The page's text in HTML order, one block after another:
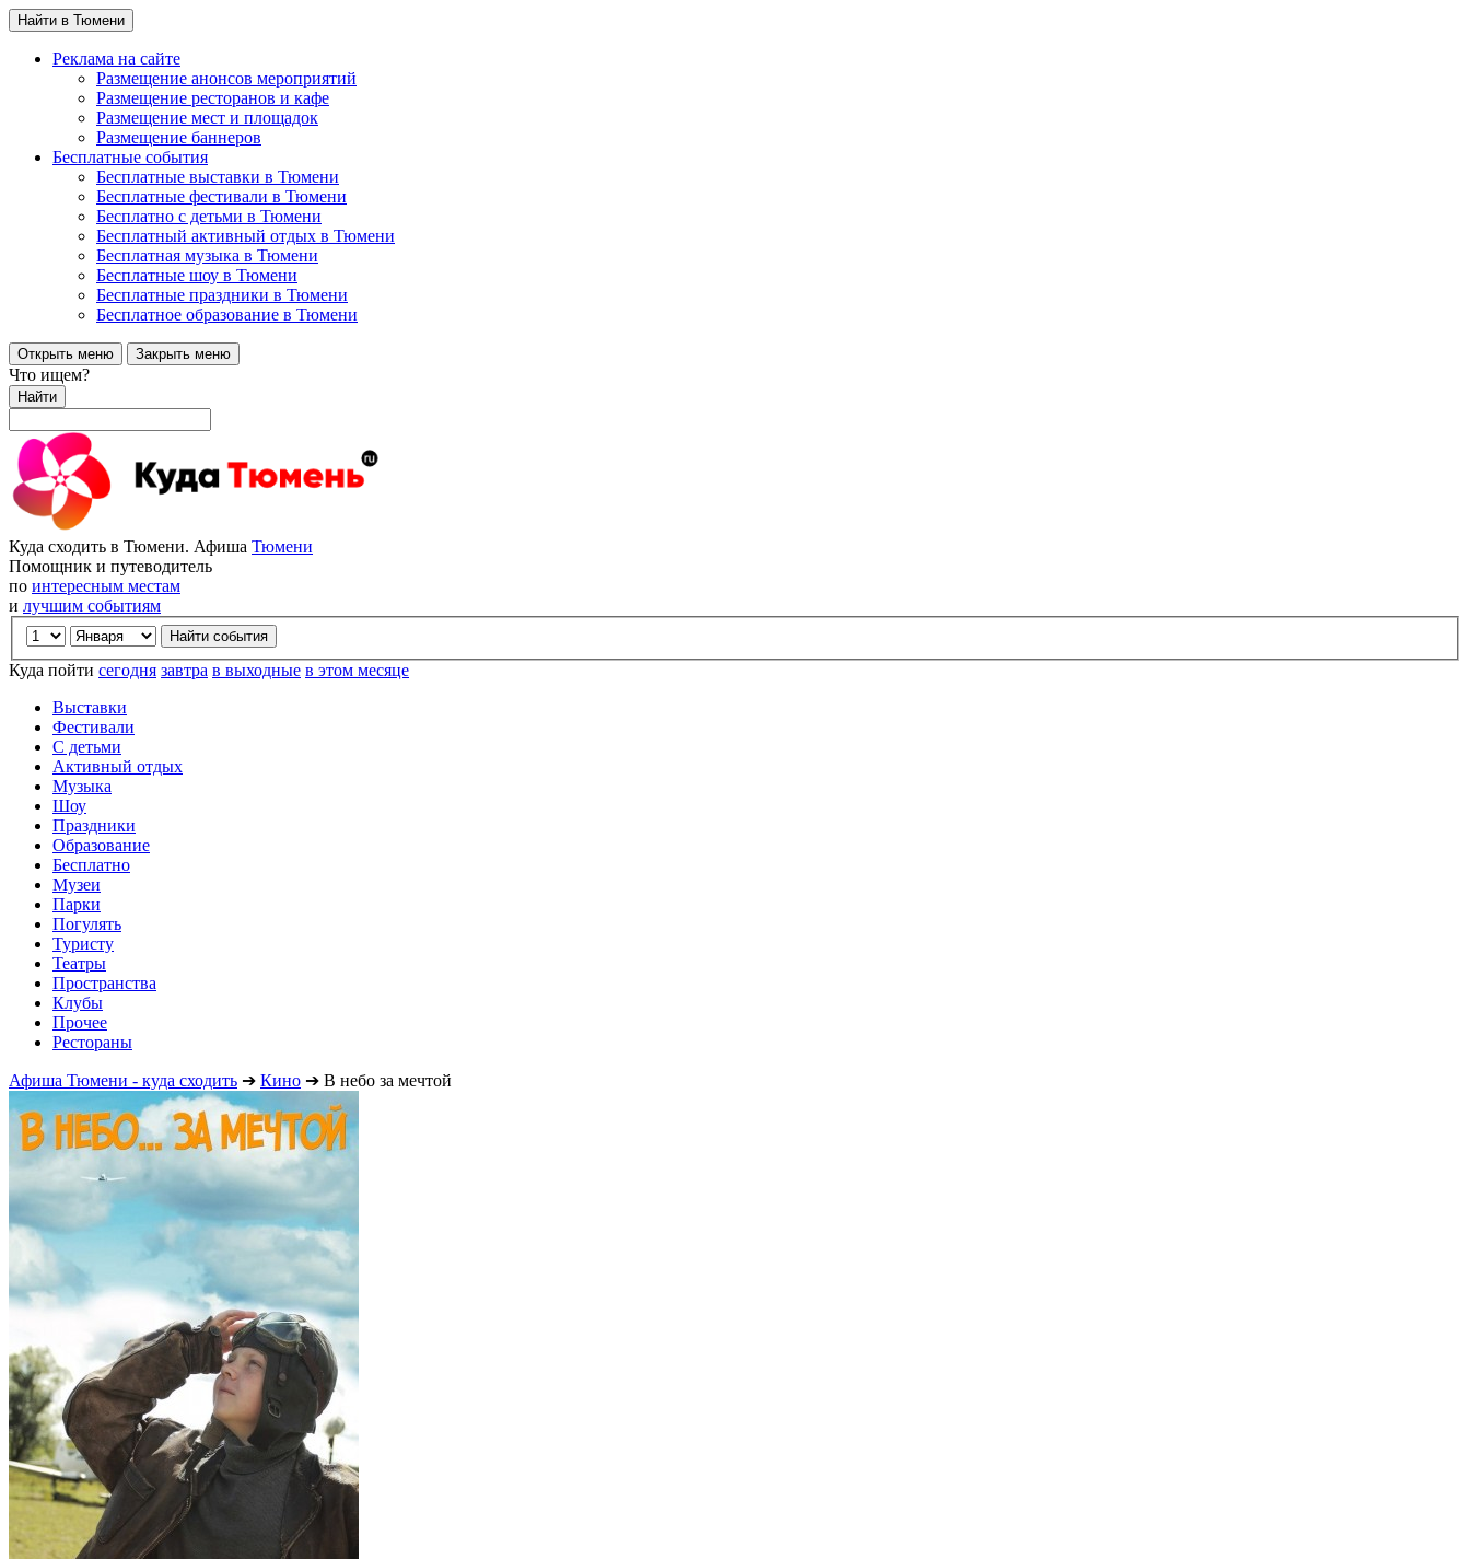
Найти в Тюмени
Реклама на сайте
Размещение анонсов мероприятий
Размещение ресторанов и кафе
Размещение мест и площадок
Размещение баннеров
Бесплатные события
Бесплатные выставки в Тюмени
Бесплатные фестивали в Тюмени
Бесплатно с детьми в Тюмени
Бесплатный активный отдых в Тюмени
Бесплатная музыка в Тюмени
Бесплатные шоу в Тюмени
Бесплатные праздники в Тюмени
Бесплатное образование в Тюмени
Открыть меню Закрыть меню
Что ищем?
Найти
Куда сходить в Тюмени. Афиша Тюмени
Помощник и путеводитель
по интересным местам
и лучшим событиям
Куда пойти сегодня завтра в выходные в этом месяце
Выставки
Фестивали
С детьми
Активный отдых
Музыка
Шоу
Праздники
Образование
Бесплатно
Музеи
Парки
Погулять
Туристу
Театры
Пространства
Клубы
Прочее
Рестораны
Афиша Тюмени - куда сходить ➔ Кино ➔ В небо за мечтой